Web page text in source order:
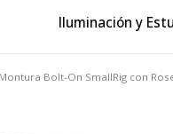
Iluminación y
Montura Bolt-On SmallRig con